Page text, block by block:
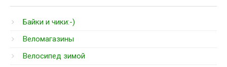
Байки и чики:-)
Веломагазины
Велосипед зимой